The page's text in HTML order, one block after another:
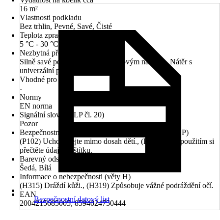
16 m²
Vlastnosti podkladu
Bez trhlin, Pevné, Savé, Čisté
Teplota zpracování
5 °C - 30 °C
Nezbytná předúprava
Silně savé podklady natřít základovým nátěrem, Nátěr s
univerzální penetrací
Vhodné pro
-
Normy
EN norma
Signální slovo (CLP čl. 20)
Pozor
Bezpečnostní pokyny (preventivní prohlášení - věty P)
(P102) Uchovávejte mimo dosah dětí., (P103) Před použitím si
přečtěte údaje na štítku.
Barevný odstín
Šedá, Bílá
Informace o nebezpečnosti (věty H)
(H315) Dráždí kůži., (H319) Způsobuje vážné podráždění očí.
EAN
2004215685005, 8594024750444
Bezpečnostní datový list